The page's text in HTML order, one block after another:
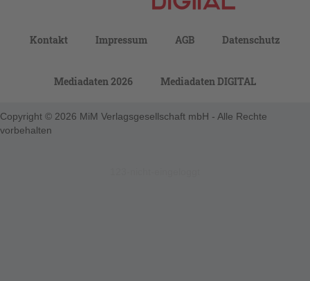
Kontakt Impressum AGB Datenschutz
Mediadaten 2026 Mediadaten DIGITAL
Copyright © 2026 MiM Verlagsgesellschaft mbH - Alle Rechte
vorbehalten